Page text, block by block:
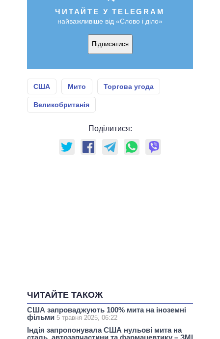
ЧИТАЙТЕ У TELEGRAM
найважливіше від «Слово і діло»
Підписатися
США Мито Торгова угода
Великобританія
Поділитися:
ЧИТАЙТЕ ТАКОЖ
США запроваджують 100% мита на іноземні
фільми 5 травня 2025, 06:22
Індія запропонувала США нульові мита на
сталь, автозапчастини та фармацевтику – ЗМІ